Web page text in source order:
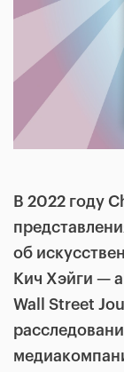
В 2022 году
об
Кич Хэйги —
Wall Street